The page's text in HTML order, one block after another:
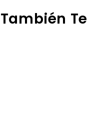
También